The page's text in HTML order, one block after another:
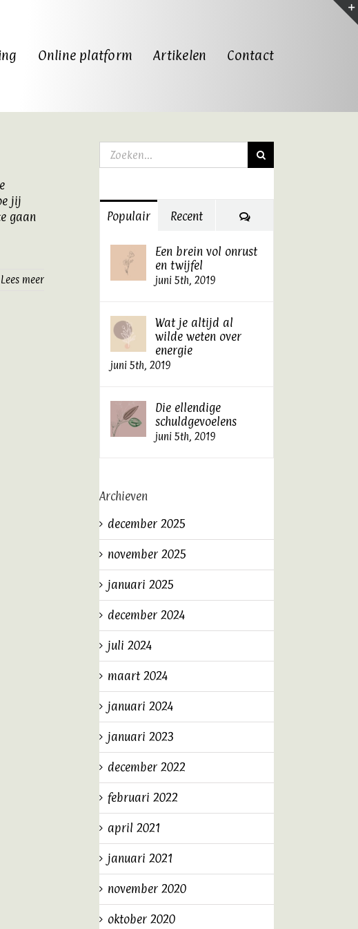
Online platform Artikelen Contact
jij
gaan
Lees meer
Zoeken
naar:
Populair Recent Reacties
Een brein vol onrust
en twijfel
juni 5th, 2019
Wat je altijd al
wilde weten over
energie
juni 5th, 2019
Die ellendige
schuldgevoelens
juni 5th, 2019
Archieven
december 2025
november 2025
januari 2025
december 2024
juli 2024
maart 2024
januari 2024
januari 2023
december 2022
februari 2022
april 2021
januari 2021
november 2020
oktober 2020